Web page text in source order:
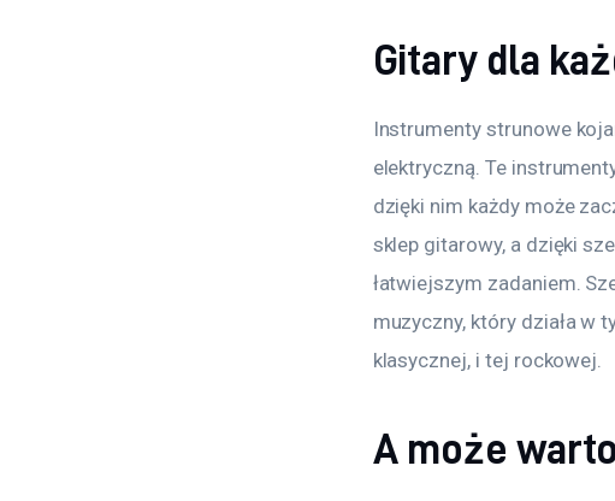
Gitary dla
Instrumenty strunowe
elektryczną. Te
dzięki nim każdy może
sklep gitarowy, a dzięki
łatwiejszym zadaniem.
muzyczny, który działa w
klasycznej, i tej rockowej.
A może